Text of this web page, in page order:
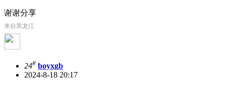
谢谢分享
来自黑龙江
24# boyxgb
2024-8-18 20:17